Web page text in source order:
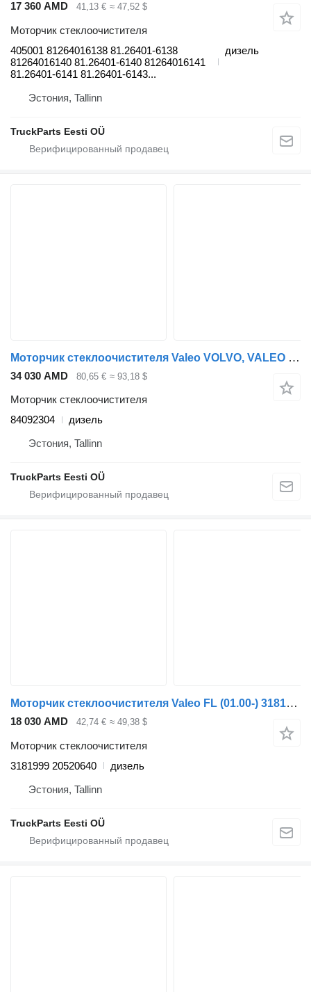
17 360 AMD 41,13 € ≈ 47,52 $
Моторчик стеклоочистителя
405001 81264016138 81.26401-6138
81264016140 81.26401-6140 81264016141
81.26401-6141 81.26401-6143...
дизель
Эстония, Tallinn
TruckParts Eesti OÜ
Моторчик стеклоочистителя Valeo VOLVO, VALEO FM (01.13-) 84092304 для тягача Volvo FH, FM, FMX-4 series (2013-)
34 030 AMD 80,65 € ≈ 93,18 $
Моторчик стеклоочистителя
84092304
дизель
Эстония, Tallinn
TruckParts Eesti OÜ
Моторчик стеклоочистителя Valeo FL (01.00-) 3181999 20520640 для тягача Volvo FL, FL6, FL7, FL10, FL12, FS718 (1985-2005)
18 030 AMD 42,74 € ≈ 49,38 $
Моторчик стеклоочистителя
3181999 20520640
дизель
Эстония, Tallinn
TruckParts Eesti OÜ